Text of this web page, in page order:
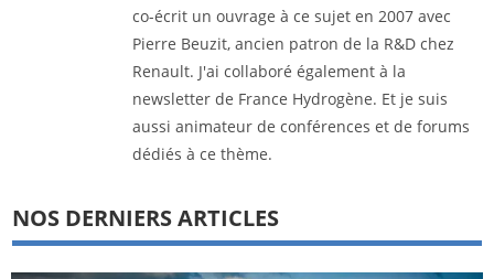
co-écrit un ouvrage à ce sujet en 2007 avec
Pierre Beuzit, ancien patron de la R&D chez
Renault. J'ai collaboré également à la
newsletter de France Hydrogène. Et je suis
aussi animateur de conférences et de forums
dédiés à ce thème.
NOS DERNIERS ARTICLES